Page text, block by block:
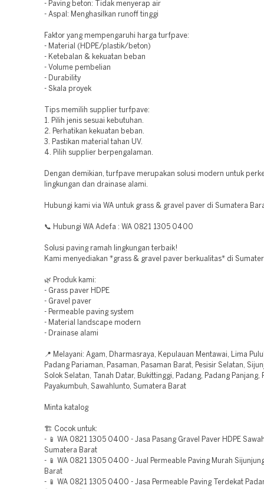
- Paving beton: Tidak menyerap air
- Aspal: Menghasilkan runoff tinggi
Faktor yang mempengaruhi harga turfpave:
- Material (HDPE/plastik/beton)
- Ketebalan & kekuatan beban
- Volume pembelian
- Durability
- Skala proyek
Tips memilih supplier turfpave:
1. Pilih jenis sesuai kebutuhan.
2. Perhatikan kekuatan beban.
3. Pastikan material tahan UV.
4. Pilih supplier berpengalaman.
Dengan demikian, turfpave merupakan solusi modern untuk
lingkungan dan drainase alami.
Hubungi kami via WA untuk grass & gravel paver di Sumatera
📞 Hubungi WA Adefa : WA 0821 1305 0400
Solusi paving ramah lingkungan terbaik!
Kami menyediakan *grass & gravel paver berkualitas* di
🌿 Produk kami:
- Grass paver HDPE
- Gravel paver
- Permeable paving system
- Material landscape modern
- Drainase alami
📍 Melayani: Agam, Dharmasraya, Kepulauan Mentawai, Lima
Padang Pariaman, Pasaman, Pasaman Barat, Pesisir Selatan,
Solok Selatan, Tanah Datar, Bukittinggi, Padang, Padang Panjang,
Payakumbuh, Sawahlunto, Sumatera Barat
Minta katalog
🏗️ Cocok untuk:
- 📱 WA 0821 1305 0400 - Jasa Pasang Gravel Paver HDPE
Sumatera Barat
- 📱 WA 0821 1305 0400 - Jual Permeable Paving Murah
Barat
- 📱 WA 0821 1305 0400 - Jasa Permeable Paving Terdekat